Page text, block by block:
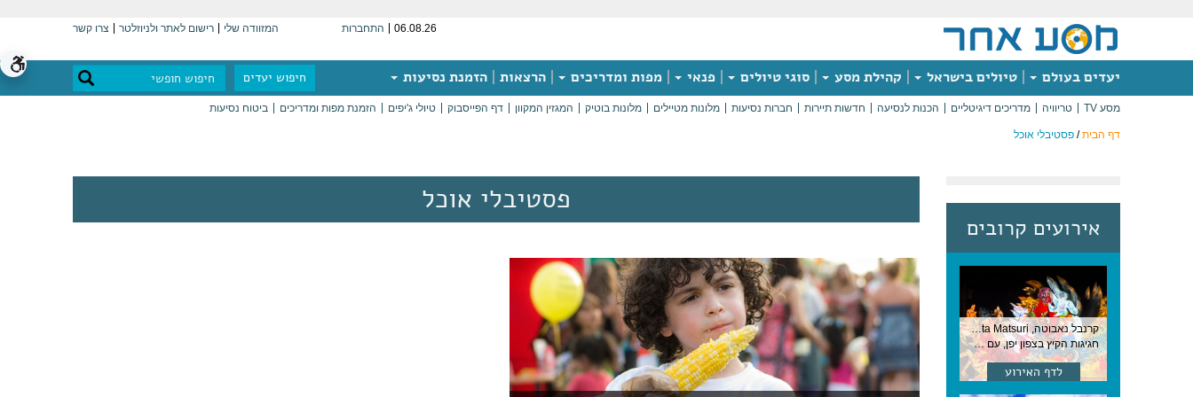
06.08.26 התחברות המזוודה שלי רישום לאתר ולניוזלטר צרו קשר
יעדים בעולם טיולים בישראל קהילת מסע סוגי טיולים פנאי מפות ומדריכים הרצאות הזמנת נסיעות חיפוש יעדים
מסע TV טריוויה מדריכים דיגיטליים הכנות לנסיעה חדשות תיירות חברות נסיעות מלונות מטיילים מלונות בוטיק המגזין המקוון דף הפייסבוק טיולי ג'יפים הזמנת מפות ומדריכים ביטוח נסיעות
דף הבית/ פסטיבלי אוכל
אירועים קרובים
קרנבל נאבוטה, Nebuta Matsuri ,יפן
חגיגות הקיץ בצפון יפן, עם תהלוכות ענק, ריקודים וזיקוקים. 6-2 באוגוסט, יפן
לדף האירוע
פסטיבלי אוכל